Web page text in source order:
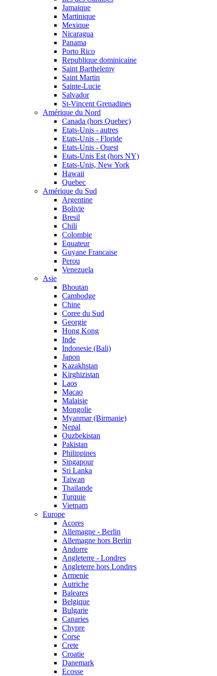
Jamaique
Martinique
Mexique
Nicaragua
Panama
Porto Rico
Republique dominicaine
Saint Barthelemy
Saint Martin
Sainte-Lucie
Salvador
St-Vincent Grenadines
Amérique du Nord
Canada (hors Quebec)
Etats-Unis - autres
Etats-Unis - Floride
Etats-Unis - Ouest
Etats-Unis Est (hors NY)
Etats-Unis, New York
Hawaii
Quebec
Amérique du Sud
Argentine
Bolivie
Bresil
Chili
Colombie
Equateur
Guyane Francaise
Perou
Venezuela
Asie
Bhoutan
Cambodge
Chine
Coree du Sud
Georgie
Hong Kong
Inde
Indonesie (Bali)
Japon
Kazakhstan
Kirghizistan
Laos
Macao
Malaisie
Mongolie
Myanmar (Birmanie)
Nepal
Ouzbekistan
Pakistan
Philippines
Singapour
Sri Lanka
Taiwan
Thailande
Turquie
Vietnam
Europe
Acores
Allemagne - Berlin
Allemagne hors Berlin
Andorre
Angleterre - Londres
Angleterre hors Londres
Armenie
Autriche
Baleares
Belgique
Bulgarie
Canaries
Chypre
Corse
Crete
Croatie
Danemark
Ecosse